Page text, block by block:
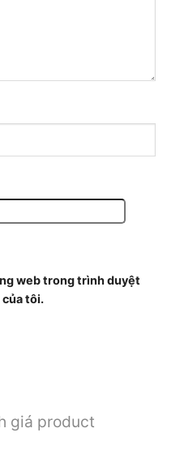
web trong trình duyệt
của tôi.
giá product